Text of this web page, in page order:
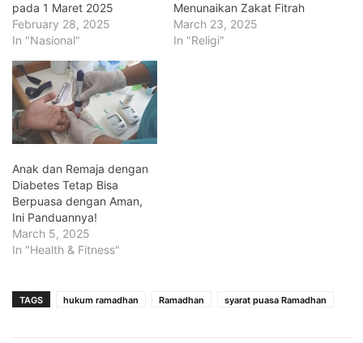
pada 1 Maret 2025
February 28, 2025
In "Nasional"
Menunaikan Zakat Fitrah
March 23, 2025
In "Religi"
Anak dan Remaja dengan
Diabetes Tetap Bisa
Berpuasa dengan Aman,
Ini Panduannya!
March 5, 2025
In "Health & Fitness"
TAGS hukum ramadhan Ramadhan syarat puasa Ramadhan